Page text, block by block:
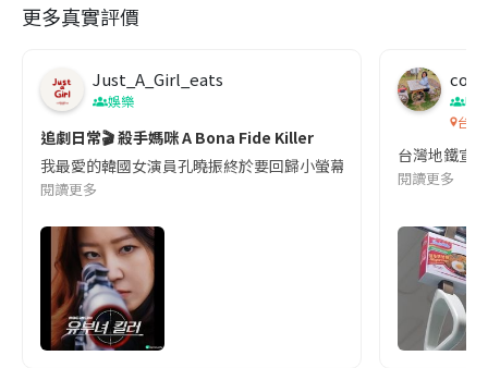
更多真實評價
Just_A_Girl_eats
娛樂
追劇日常🎬 殺手媽咪 A Bona Fide Killer
我最愛的韓國女演員孔曉振終於要回歸小螢幕啦!這次的劇本改編
閱讀更多
co
吹
台灣
台灣地鐵宣
閱讀更多